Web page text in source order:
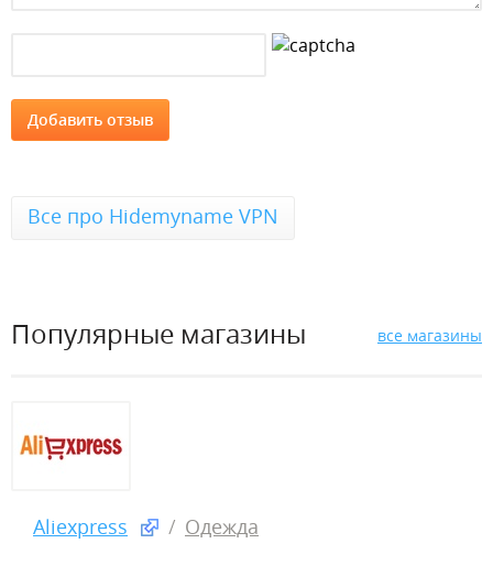
Все про Hidemyname VPN
Популярные магазины все магазины
Aliexpress Одежда